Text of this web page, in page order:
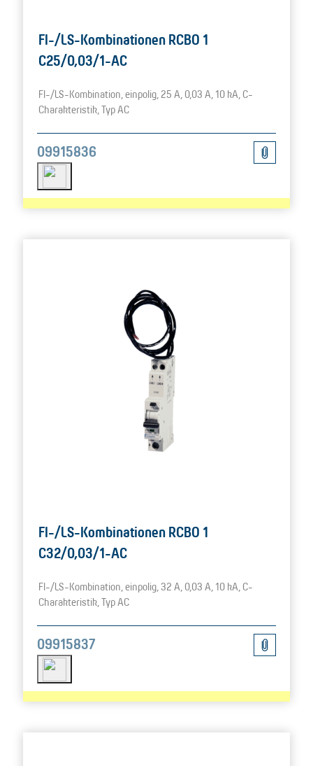
FI-/LS-Kombinationen RCBO 1
C25/0,03/1-AC
FI-/LS-Kombination, einpolig, 25 A, 0,03 A, 10 kA, C-
Charakteristik, Typ AC
09915836
FI-/LS-Kombinationen RCBO 1
C32/0,03/1-AC
FI-/LS-Kombination, einpolig, 32 A, 0,03 A, 10 kA, C-
Charakteristik, Typ AC
09915837